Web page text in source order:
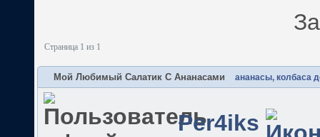
Страница 1 из 1
Мой Любимый Салатик С Ананасами ананасы, колбаса
Per4iks